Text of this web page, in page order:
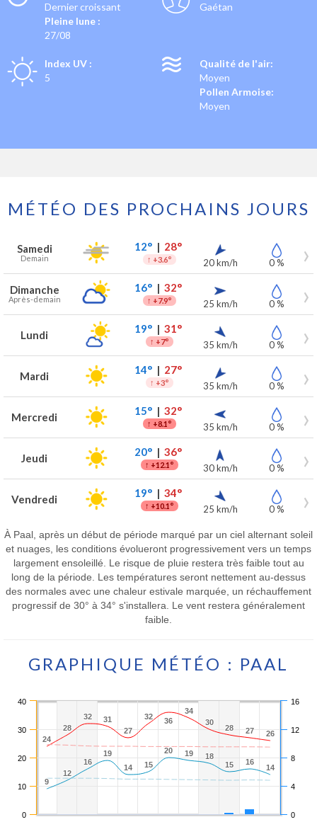
Dernier croissant
Pleine lune :
27/08
Gaétan
Index UV :
5
Qualité de l'air:
Moyen
Pollen Armoise:
Moyen
MÉTÉO DES PROCHAINS JOURS
Prévisions météo à Paal pour les 7 prochains jours
Jour Météo Températures Vent Précipitations
Samedi
Demain
12°| 28°
↑ +3.6° 20 km/h 0 %
Dimanche
Après-demain
16°| 32°
↑ +7.9° 25 km/h 0 %
Lundi 19°| 31°
↑ +7° 35 km/h 0 %
Mardi 14°| 27°
↑ +3° 35 km/h 0 %
Mercredi 15°| 32°
↑ +8.1° 35 km/h 0 %
Jeudi 20°| 36°
↑ +12.1° 30 km/h 0 %
Vendredi 19°| 34°
↑ +10.1° 25 km/h 0 %
À Paal, après un début de période marqué par un ciel alternant soleil
et nuages, les conditions évolueront progressivement vers un temps
largement ensoleillé. Le risque de pluie restera très faible tout au
long de la période. Les températures seront nettement au-dessus
des normales avec une chaleur estivale marquée, un réchauffement
progressif de 30° à 34° s'installera. Le vent restera généralement
faible.
GRAPHIQUE MÉTÉO : PAAL
24
24
28
28
32
32 31
31
27
27
32
32 36
36
34
34
30
30
28
28 27
27 26
26
9
9
12
12
16
16
19
19
14
14 15
15
20
20 19
19 18
18
15
15 16
16
14
14
0
10
20
30
40
0
4
8
12
16